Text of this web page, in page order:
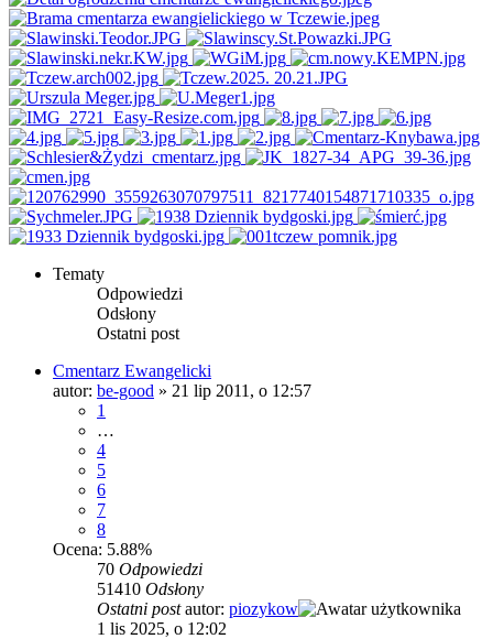
Tematy
Odpowiedzi
Odsłony
Ostatni post
Cmentarz Ewangelicki
autor: be-good » 21 lip 2011, o 12:57
1
…
4
5
6
7
8
Ocena: 5.88%
70 Odpowiedzi
51410 Odsłony
Ostatni postautor: piozykow
1 lis 2025, o 12:02